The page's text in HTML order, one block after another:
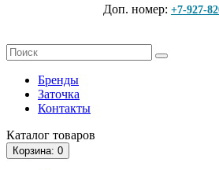
Доп. номер: +7-927-
Бренды
Заточка
Контакты
Каталог товаров
Корзина: 0